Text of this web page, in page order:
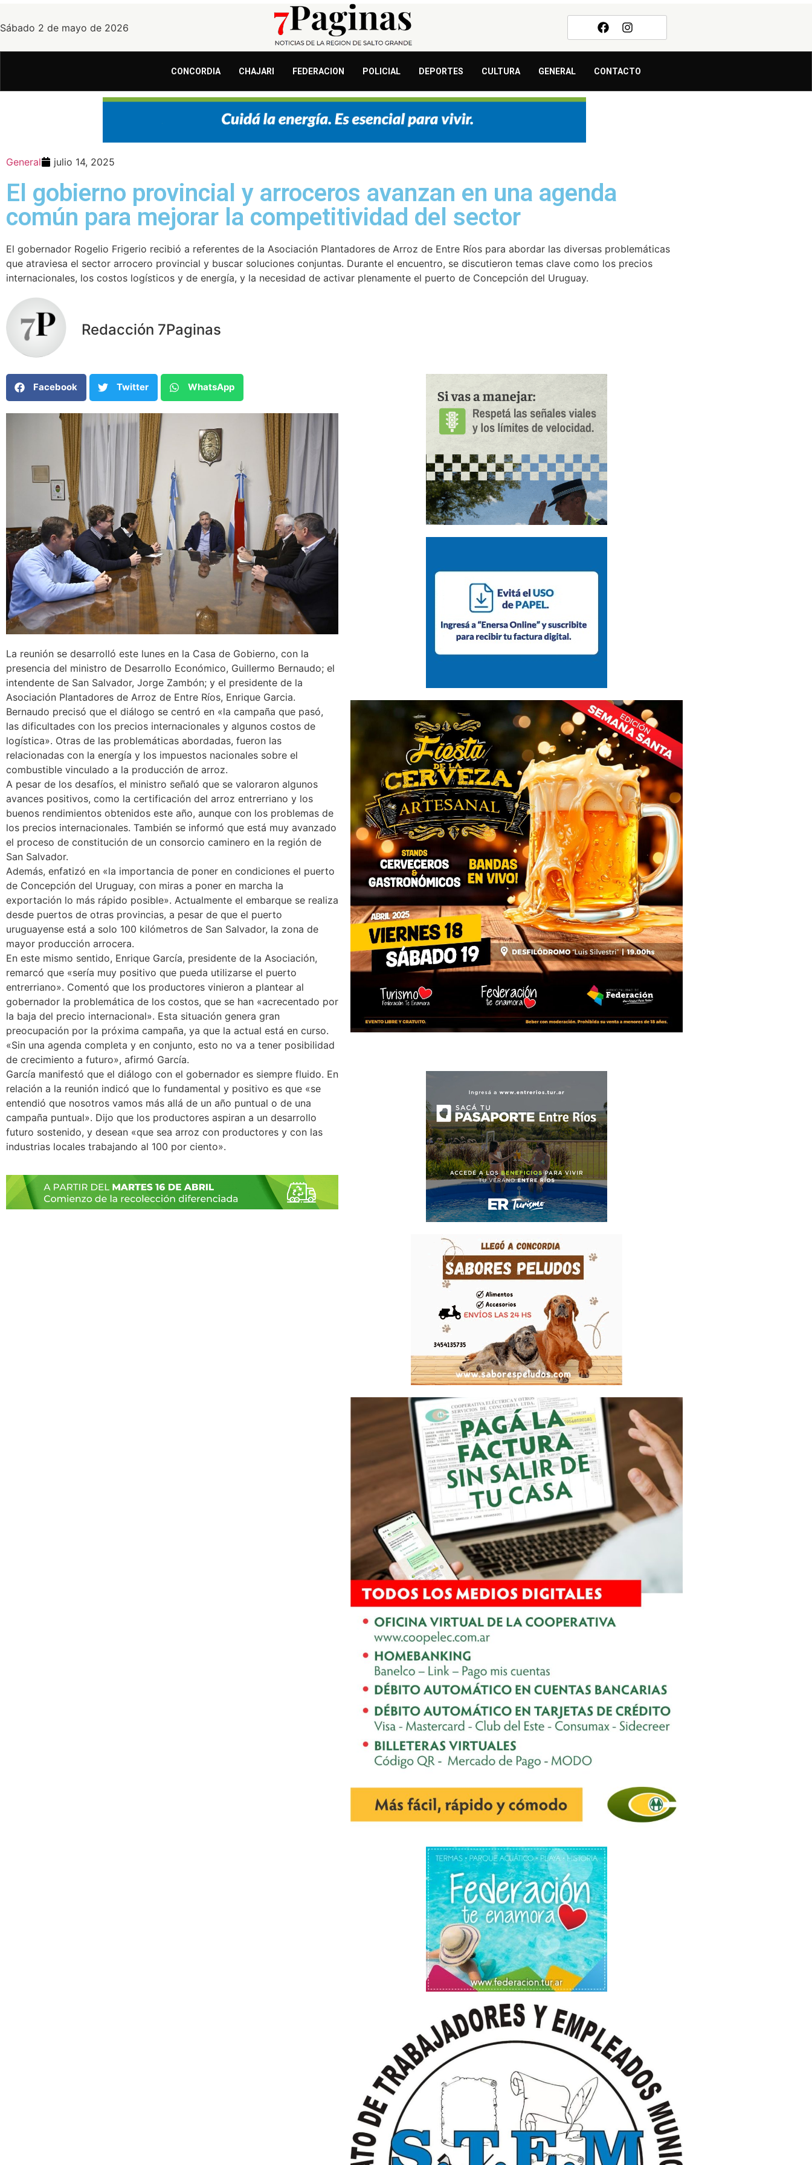
Sábado 2 de mayo de 2026
CONCORDIA CHAJARI FEDERACION POLICIAL DEPORTES CULTURA GENERAL CONTACTO
General julio 14, 2025
El gobierno provincial y arroceros avanzan en una agenda
común para mejorar la competitividad del sector
El gobernador Rogelio Frigerio recibió a referentes de la Asociación Plantadores de Arroz de Entre Ríos para abordar las diversas problemáticas
que atraviesa el sector arrocero provincial y buscar soluciones conjuntas. Durante el encuentro, se discutieron temas clave como los precios
internacionales, los costos logísticos y de energía, y la necesidad de activar plenamente el puerto de Concepción del Uruguay.
Redacción 7Paginas
Facebook Twitter WhatsApp
La reunión se desarrolló este lunes en la Casa de Gobierno, con la
presencia del ministro de Desarrollo Económico, Guillermo Bernaudo; el
intendente de San Salvador, Jorge Zambón; y el presidente de la
Asociación Plantadores de Arroz de Entre Ríos, Enrique Garcia.
Bernaudo precisó que el diálogo se centró en «la campaña que pasó,
las dificultades con los precios internacionales y algunos costos de
logística». Otras de las problemáticas abordadas, fueron las
relacionadas con la energía y los impuestos nacionales sobre el
combustible vinculado a la producción de arroz.
A pesar de los desafíos, el ministro señaló que se valoraron algunos
avances positivos, como la certificación del arroz entrerriano y los
buenos rendimientos obtenidos este año, aunque con los problemas de
los precios internacionales. También se informó que está muy avanzado
el proceso de constitución de un consorcio caminero en la región de
San Salvador.
Además, enfatizó en «la importancia de poner en condiciones el puerto
de Concepción del Uruguay, con miras a poner en marcha la
exportación lo más rápido posible». Actualmente el embarque se realiza
desde puertos de otras provincias, a pesar de que el puerto
uruguayense está a solo 100 kilómetros de San Salvador, la zona de
mayor producción arrocera.
En este mismo sentido, Enrique García, presidente de la Asociación,
remarcó que «sería muy positivo que pueda utilizarse el puerto
entrerriano». Comentó que los productores vinieron a plantear al
gobernador la problemática de los costos, que se han «acrecentado por
la baja del precio internacional». Esta situación genera gran
preocupación por la próxima campaña, ya que la actual está en curso.
«Sin una agenda completa y en conjunto, esto no va a tener posibilidad
de crecimiento a futuro», afirmó García.
García manifestó que el diálogo con el gobernador es siempre fluido. En
relación a la reunión indicó que lo fundamental y positivo es que «se
entendió que nosotros vamos más allá de un año puntual o de una
campaña puntual». Dijo que los productores aspiran a un desarrollo
futuro sostenido, y desean «que sea arroz con productores y con las
industrias locales trabajando al 100 por ciento».